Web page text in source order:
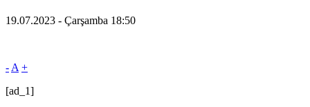
19.07.2023 - Çarşamba 18:50
- A +
[ad_1]